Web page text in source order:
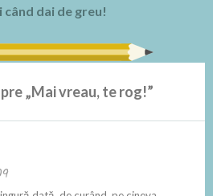
când dai de greu!
„Mai vreau, te rog!”